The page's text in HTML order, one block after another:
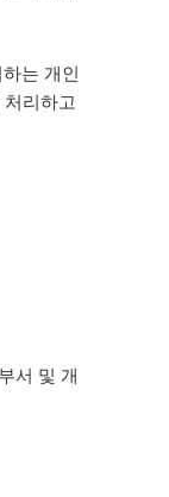
는 개인
리하고
서 및 개